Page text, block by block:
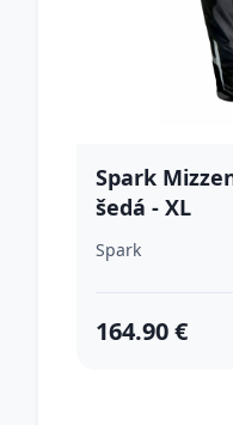
Spark
šedá - XL
Spark
164.90 €